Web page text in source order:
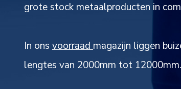
grote stock metaalproducten in
In ons voorraad magazijn liggen
lengtes van 2000mm tot